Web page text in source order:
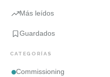
Más leídos
Guardados
CATEGORÍAS
Commissioning